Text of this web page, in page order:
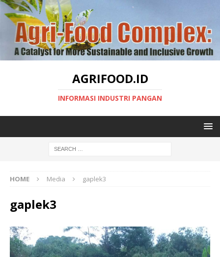
AGRIFOOD.ID
INFORMASI INDUSTRI PANGAN
HOME Media gaplek3
gaplek3